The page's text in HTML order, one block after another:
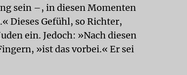
sein –, in diesen Momenten
Dieses Gefühl, so Richter,
ein. Jedoch: »Nach diesen
»ist das vorbei.« Er sei